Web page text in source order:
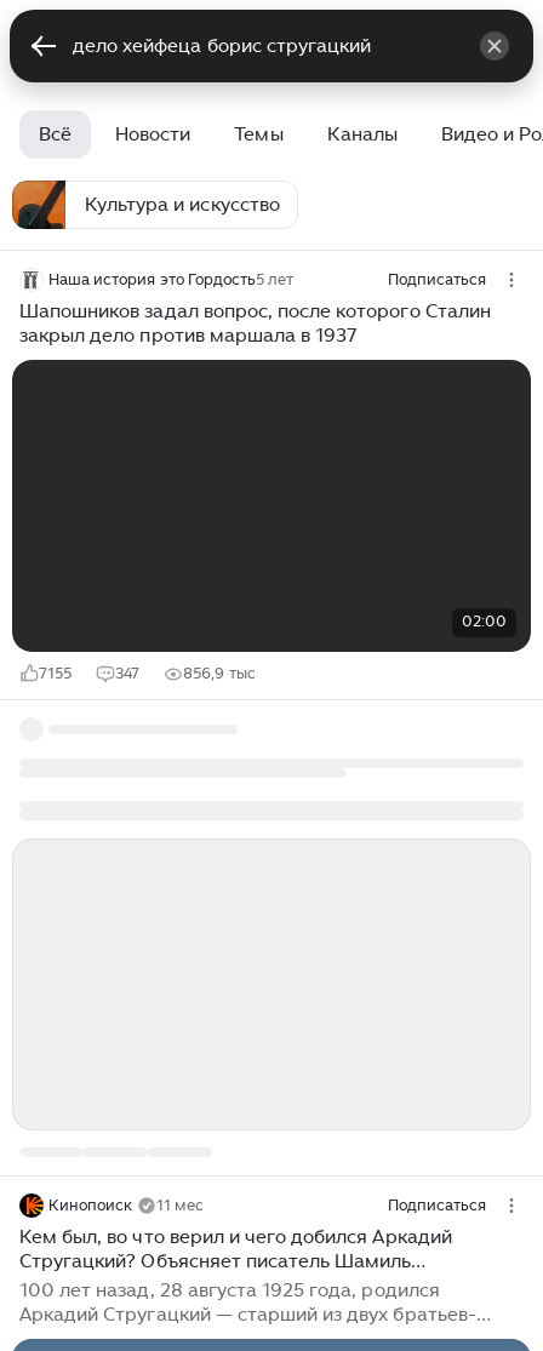
Всё Новости Темы Каналы Видео и
Культура и искусство
Наша история это Гордость5 лет Подписаться
Шапошников задал вопрос, после которого Сталин
закрыл дело против маршала в 1937
02:00
7155 347 856,9 тыс
Кинопоиск 11 мес Подписаться
Кем был, во что верил и чего добился Аркадий
Стругацкий? Объясняет писатель Шамиль
Идиатуллин
100 лет назад, 28 августа 1925 года, родился
Аркадий Стругацкий — старший из двух братьев-
писателей, обновивших советскую фантастику и